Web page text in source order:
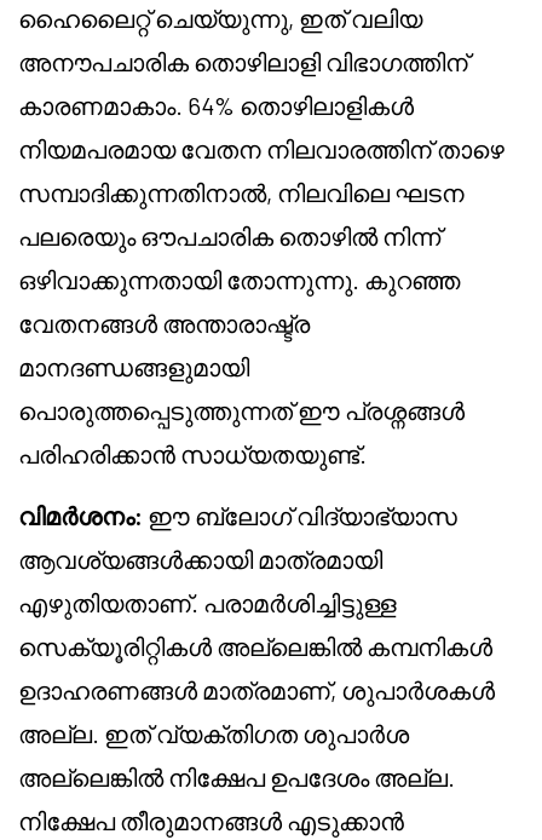
ഹൈലൈറ്റ് ചെയ്യുന്നു, ഇത് വലിയ
അനൗപചാരിക തൊഴിലാളി വിഭാഗത്തിന്
കാരണമാകാം. 64% തൊഴിലാളികൾ
നിയമപരമായ വേതന നിലവാരത്തിന് താഴെ
സമ്പാദിക്കുന്നതിനാൽ, നിലവിലെ ഘടന
പലരെയും ഔപചാരിക തൊഴിൽ നിന്ന്
ഒഴിവാക്കുന്നതായി തോന്നുന്നു. കുറഞ്ഞ
വേതനങ്ങൾ അന്താരാഷ്ട്ര
മാനദണ്ഡങ്ങളുമായി
പൊരുത്തപ്പെടുത്തുന്നത് ഈ പ്രശ്നങ്ങൾ
പരിഹരിക്കാൻ സാധ്യതയുണ്ട്.
വിമർശനം: ഈ ബ്ലോഗ് വിദ്യാഭ്യാസ
ആവശ്യങ്ങൾക്കായി മാത്രമായി
എഴുതിയതാണ്. പരാമർശിച്ചിട്ടുള്ള
സെക്യൂരിറ്റികൾ അല്ലെങ്കിൽ കമ്പനികൾ
ഉദാഹരണങ്ങൾ മാത്രമാണ്, ശുപാർശകൾ
അല്ല. ഇത് വ്യക്തിഗത ശുപാർശ
അല്ലെങ്കിൽ നിക്ഷേപ ഉപദേശം അല്ല.
നിക്ഷേപ തീരുമാനങ്ങൾ എടുക്കാൻ